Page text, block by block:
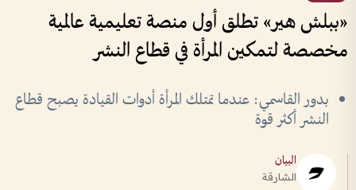
«ببلش هير» تطلق أول منصة تعليمية عالمية
مخصصة لتمكين المرأة في قطاع النشر
بدور القاسمي: عندما تمتلك المرأة أدوات القيادة يصبح قطاع
النشر أكثر قوة
البيان
الشارقة